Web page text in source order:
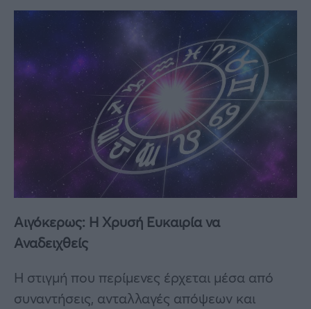
Αιγόκερως: Η Χρυσή Ευκαιρία να
Αναδειχθείς
Η στιγμή που περίμενες έρχεται μέσα από
συναντήσεις, ανταλλαγές απόψεων και